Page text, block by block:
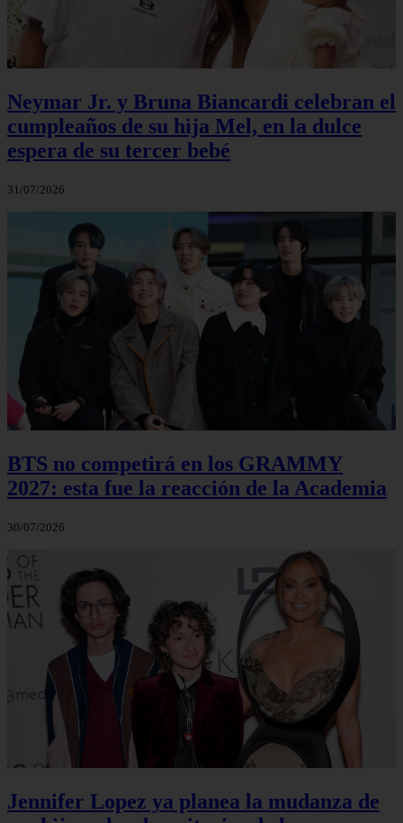
Neymar Jr. y Bruna Biancardi celebran el
cumpleaños de su hija Mel, en la dulce
espera de su tercer bebé
31/07/2026
BTS no competirá en los GRAMMY
2027: esta fue la reacción de la Academia
30/07/2026
Jennifer Lopez ya planea la mudanza de